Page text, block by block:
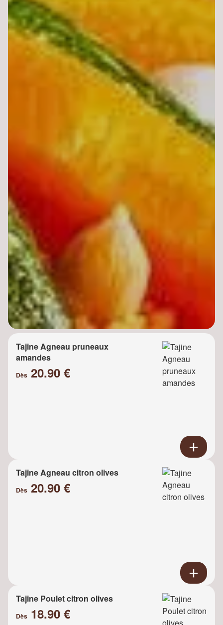
Tajine Agneau pruneaux
amandes
Dès 20.90 €
Tajine Agneau citron olives
Dès 20.90 €
Tajine Poulet citron olives
Dès 18.90 €